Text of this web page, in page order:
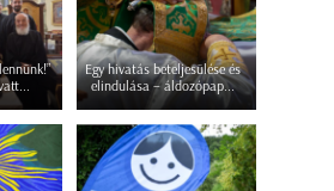
Egy hivatás beteljesülése és
elindulása – áldozópap...